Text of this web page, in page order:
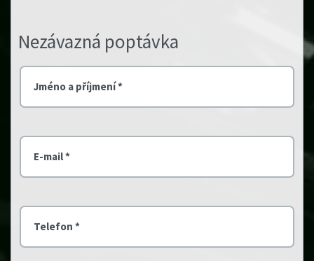
Nezávazná poptávka
Jméno a příjmení *
E-mail *
Telefon *